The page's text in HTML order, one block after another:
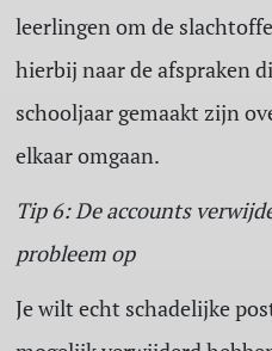
leerlingen om de
hierbij naar de afspraken
schooljaar gemaakt zijn
elkaar omgaan.
Tip 6: De accounts
probleem op
Je wilt echt schadelijke